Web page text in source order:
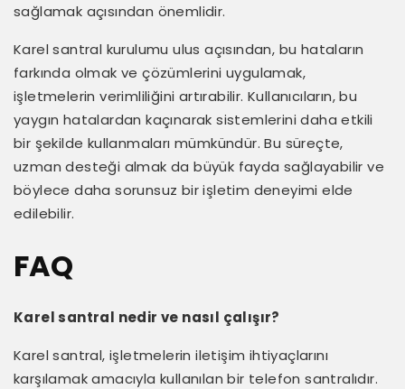
sağlamak açısından önemlidir.
Karel santral kurulumu ulus açısından, bu hataların
farkında olmak ve çözümlerini uygulamak,
işletmelerin verimliliğini artırabilir. Kullanıcıların, bu
yaygın hatalardan kaçınarak sistemlerini daha etkili
bir şekilde kullanmaları mümkündür. Bu süreçte,
uzman desteği almak da büyük fayda sağlayabilir ve
böylece daha sorunsuz bir işletim deneyimi elde
edilebilir.
FAQ
Karel santral nedir ve nasıl çalışır?
Karel santral, işletmelerin iletişim ihtiyaçlarını
karşılamak amacıyla kullanılan bir telefon santralıdır.